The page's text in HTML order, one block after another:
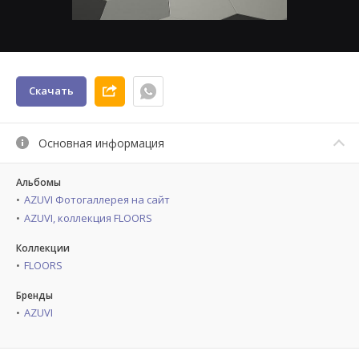
Скачать
Основная информация
Альбомы
AZUVI Фотогаллерея на сайт
AZUVI, коллекция FLOORS
Коллекции
FLOORS
Бренды
AZUVI